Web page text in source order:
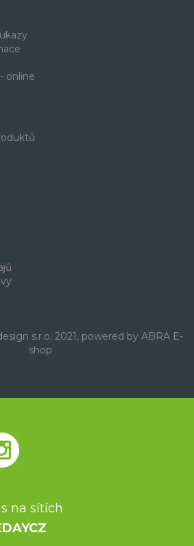
online
s.r.o. 2021, powered by ABRA E-
shop
na sítích